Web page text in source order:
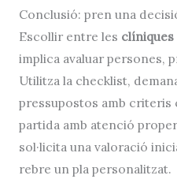
Conclusió: pren una
Escollir entre les clíniques
implica avaluar persones,
Utilitza la checklist,
pressupostos amb criteris
partida amb atenció
sol·licita una valoració
rebre un pla personalitzat.